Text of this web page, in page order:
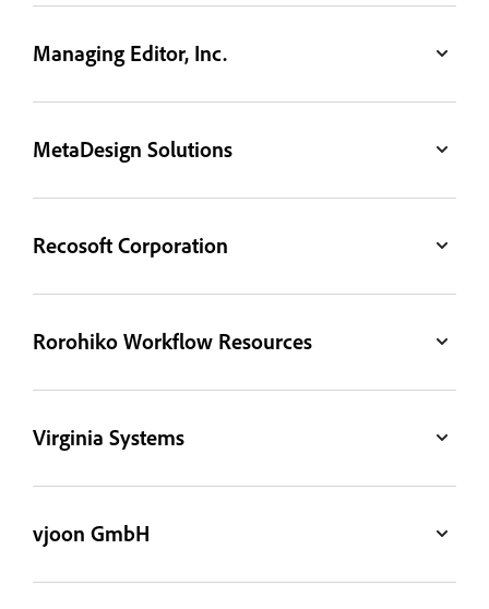
Managing Editor, Inc.
MetaDesign Solutions
Recosoft Corporation
Rorohiko Workflow Resources
Virginia Systems
vjoon GmbH